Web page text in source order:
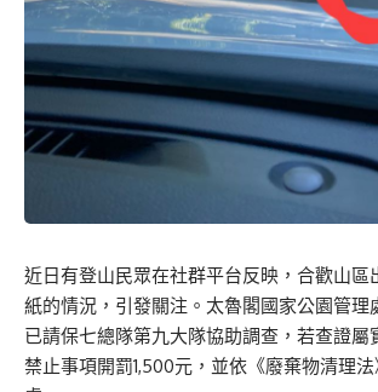
近日有登山民眾在社群平台反映，合歡山區
紙的情況，引發關注。太魯閣國家公園管理
已請保七總隊第九大隊協助調查，若查證屬
禁止事項開罰1,500元，並依《廢棄物清理